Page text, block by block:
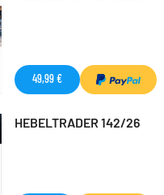
49,99 €
HEBELTRADER 142/26